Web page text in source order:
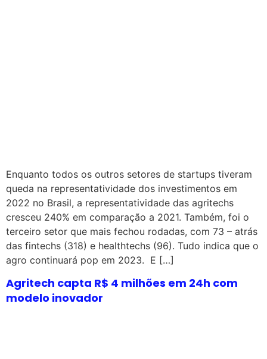
Enquanto todos os outros setores de startups tiveram
queda na representatividade dos investimentos em
2022 no Brasil, a representatividade das agritechs
cresceu 240% em comparação a 2021. Também, foi o
terceiro setor que mais fechou rodadas, com 73 – atrás
das fintechs (318) e healthtechs (96). Tudo indica que o
agro continuará pop em 2023. E […]
Agritech capta R$ 4 milhões em 24h com
modelo inovador